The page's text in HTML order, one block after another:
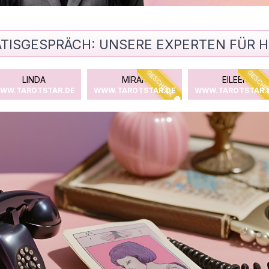
UNSERE EXPERTEN FÜR
GESCHENK
ALEXANDRA GESCHENK
LUMI
WWW.TAROTSTAR.DE
EXKLUSIV
DIE ANNA